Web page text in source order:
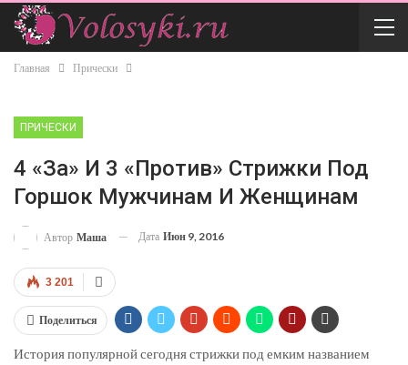
Главная Прически
ПРИЧЕСКИ
4 «за» И 3 «против» Стрижки Под
Горшок Мужчинам И Женщинам
Автор Маша Дата Июн 9, 2016
3 201
Поделиться
История популярной сегодня стрижки под емким названием